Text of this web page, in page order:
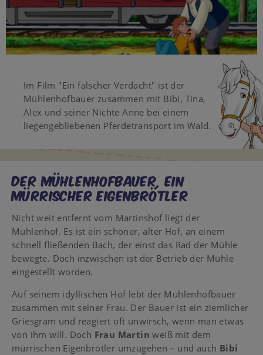
Video
Im Film "Ein falscher Verdacht" ist der
Mühlenhofbauer zusammen mit Bibi, Tina,
Alex und seiner Nichte Anne bei einem
liegengebliebenen Pferdetransport im Wald.
DER MÜHLENHOFBAUER, EIN
MÜRRISCHER EIGENBRÖTLER
Nicht weit entfernt vom Martinshof liegt der
Mühlenhof. Es ist ein schöner, alter Hof, an einem
schnell fließenden Bach, der einst das Rad der Mühle
bewegte. Doch inzwischen ist der Betrieb der Mühle
eingestellt worden.
Auf seinem idyllischen Hof lebt der Mühlenhofbauer
zusammen mit seiner Frau. Der Bauer ist ein ziemlicher
Griesgram und reagiert oft unwirsch, wenn man etwas
von ihm will. Doch Frau Martin weiß mit dem
mürrischen Eigenbrötler umzugehen – und auch Bibi